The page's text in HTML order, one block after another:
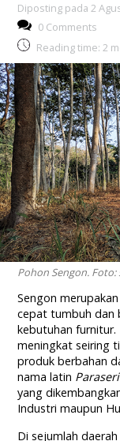
Diposting pada 2
0 Comments
Reading time: 2
Pohon Sengon.
Sengon
cepat tumbuh dan
kebutuhan furnitur.
meningkat seiring
produk berbahan
nama latin
yang
Industri maupun
Di sejumlah